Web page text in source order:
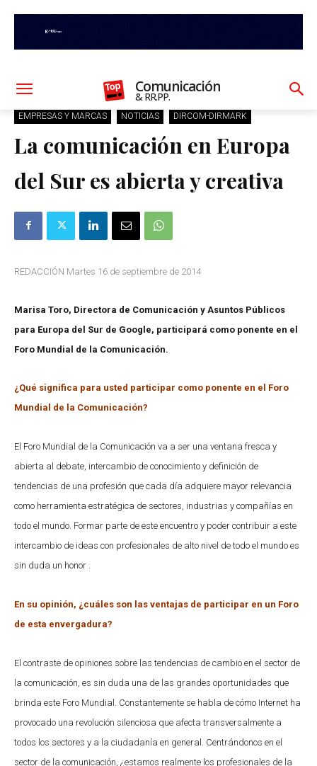
Comunicación
& RR.PP.
EMPRESAS Y MARCAS NOTICIAS DIRCOM-DIRMARK
La comunicación en Europa
del Sur es abierta y creativa
REDACCIÓN Martes 16 de septiembre de 2014
Marisa Toro, Directora de Comunicación y Asuntos Públicos
para Europa del Sur de Google, participará como ponente en el
Foro Mundial de la Comunicación.
¿Qué significa para usted participar como ponente en el Foro
Mundial de la Comunicación?
El Foro Mundial de la Comunicación va a ser una ventana fresca y
abierta al debate, intercambio de conocimiento y definición de
tendencias de una profesión que cada día adquiere mayor relevancia
como herramienta estratégica de sectores, industrias y compañías en
todo el mundo. Formar parte de este encuentro y poder contribuir a este
intercambio de ideas con profesionales de alto nivel de todo el mundo es
sin duda un honor .
En su opinión, ¿cuáles son las ventajas de participar en un Foro
de esta envergadura?
El contraste de opiniones sobre las tendencias de cambio en el sector de
la comunicación, es sin duda una de las grandes oportunidades que
brinda este Foro Mundial. Constantemente se habla de cómo Internet ha
provocado una revolución silenciosa que afecta transversalmente a
todos los sectores y a la ciudadanía en general. Centrándonos en el
sector de la comunicación, ¿estamos realmente los profesionales de la